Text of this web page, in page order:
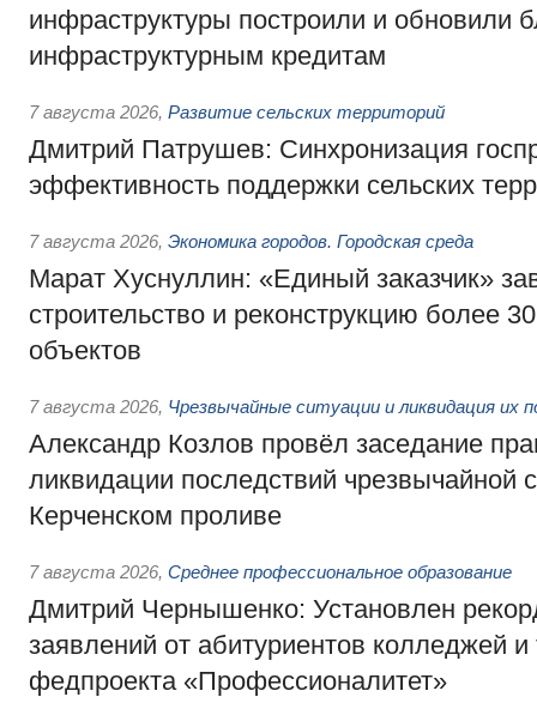
инфраструктуры построили и обновили
инфраструктурным кредитам
7 августа 2026, Развитие сельских территорий
Дмитрий Патрушев: Синхронизация
эффективность поддержки сельских
7 августа 2026, Экономика городов. Городская среда
Марат Хуснуллин: «Единый заказчик»
строительство и реконструкцию более
объектов
7 августа 2026, Чрезвычайные ситуации и ликвидация их
Александр Козлов провёл заседание
ликвидации последствий чрезвычайной
Керченском проливе
7 августа 2026, Среднее профессиональное образование
Дмитрий Чернышенко: Установлен
заявлений от абитуриентов колледжей и
федпроекта «Профессионалитет»